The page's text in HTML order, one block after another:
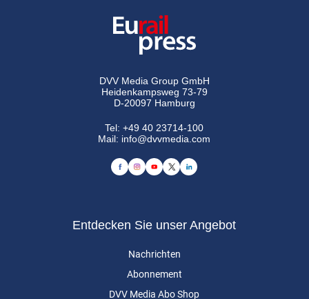
DVV Media Group GmbH
Heidenkampsweg 73-79
D-20097 Hamburg
Tel:+49 40 23714-100
Mail: info@dvvmedia.com
Entdecken Sie unser Angebot
Nachrichten
Abonnement
DVV Media Abo Shop